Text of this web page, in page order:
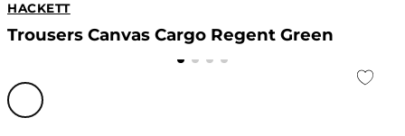
HACKETT
Trousers Canvas Cargo Regent Green